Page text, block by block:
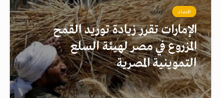
اقتصاد الإمارات
الإمارات تقرر زيادة توريد القمح
المزروع في مصر لهيئة السلع
التموينية المصرية